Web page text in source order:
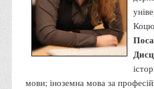
мови; іноземна мова за